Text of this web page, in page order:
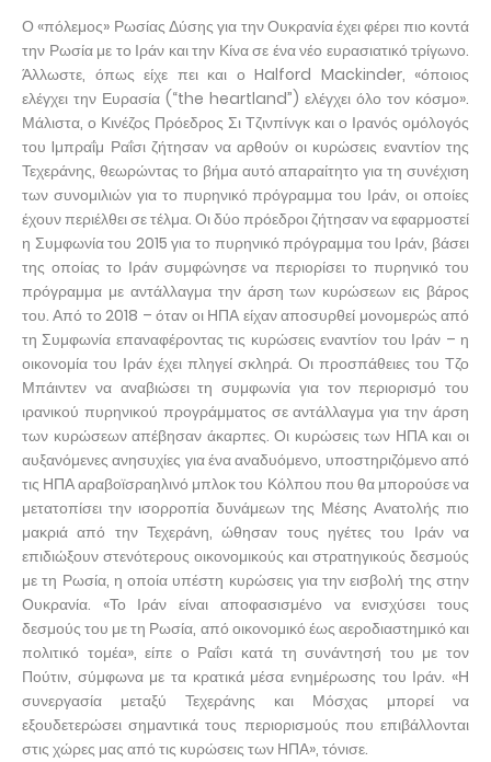
Ο «πόλεμος» Ρωσίας Δύσης για την Ουκρανία έχει φέρει πιο κοντά
την Ρωσία με το Ιράν και την Κίνα σε ένα νέο ευρασιατικό τρίγωνο.
Άλλωστε, όπως είχε πει και ο Halford Mackinder, «όποιος
ελέγχει την Ευρασία (“the heartland”) ελέγχει όλο τον κόσμο».
Μάλιστα, ο Κινέζος Πρόεδρος Σι Τζινπίνγκ και ο Ιρανός ομόλογός
του Iμπραΐμ Ραΐσι ζήτησαν να αρθούν οι κυρώσεις εναντίον της
Τεχεράνης, θεωρώντας το βήμα αυτό απαραίτητο για τη συνέχιση
των συνομιλιών για το πυρηνικό πρόγραμμα του Ιράν, οι οποίες
έχουν περιέλθει σε τέλμα. Οι δύο πρόεδροι ζήτησαν να εφαρμοστεί
η Συμφωνία του 2015 για το πυρηνικό πρόγραμμα του Ιράν, βάσει
της οποίας το Ιράν συμφώνησε να περιορίσει το πυρηνικό του
πρόγραμμα με αντάλλαγμα την άρση των κυρώσεων εις βάρος
του. Από το 2018 – όταν οι ΗΠΑ είχαν αποσυρθεί μονομερώς από
τη Συμφωνία επαναφέροντας τις κυρώσεις εναντίον του Ιράν – η
οικονομία του Ιράν έχει πληγεί σκληρά. Οι προσπάθειες του Τζο
Μπάιντεν να αναβιώσει τη συμφωνία για τον περιορισμό του
ιρανικού πυρηνικού προγράμματος σε αντάλλαγμα για την άρση
των κυρώσεων απέβησαν άκαρπες. Οι κυρώσεις των ΗΠΑ και οι
αυξανόμενες ανησυχίες για ένα αναδυόμενο, υποστηριζόμενο από
τις ΗΠΑ αραβοϊσραηλινό μπλοκ του Κόλπου που θα μπορούσε να
μετατοπίσει την ισορροπία δυνάμεων της Μέσης Ανατολής πιο
μακριά από την Τεχεράνη, ώθησαν τους ηγέτες του Ιράν να
επιδιώξουν στενότερους οικονομικούς και στρατηγικούς δεσμούς
με τη Ρωσία, η οποία υπέστη κυρώσεις για την εισβολή της στην
Ουκρανία. «Το Ιράν είναι αποφασισμένο να ενισχύσει τους
δεσμούς του με τη Ρωσία, από οικονομικό έως αεροδιαστημικό και
πολιτικό τομέα», είπε ο Ραΐσι κατά τη συνάντησή του με τον
Πούτιν, σύμφωνα με τα κρατικά μέσα ενημέρωσης του Ιράν. «Η
συνεργασία μεταξύ Τεχεράνης και Μόσχας μπορεί να
εξουδετερώσει σημαντικά τους περιορισμούς που επιβάλλονται
στις χώρες μας από τις κυρώσεις των ΗΠΑ», τόνισε.